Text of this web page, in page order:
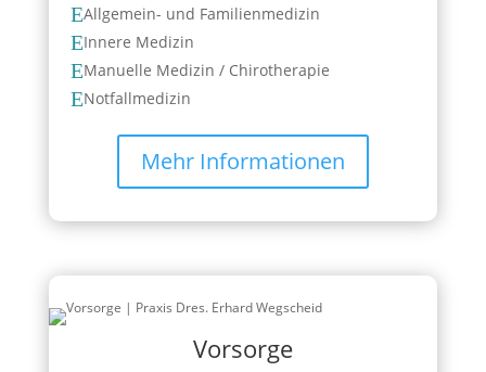
EAllgemein- und Familienmedizin
EInnere Medizin
EManuelle Medizin / Chirotherapie
ENotfallmedizin
Mehr Informationen
Vorsorge